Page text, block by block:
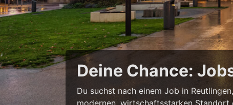
Deine Chance:
Du suchst nach einem Job in